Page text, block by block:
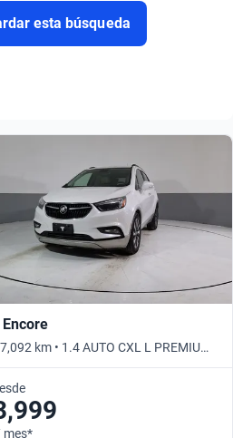
esta búsqueda
Encore
km • 1.4 AUTO CXL L PREMIUM
mes*